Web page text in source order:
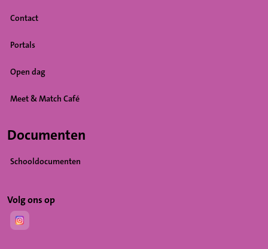
Contact
Portals
Open dag
Meet & Match Café
Documenten
Schooldocumenten
Volg ons op